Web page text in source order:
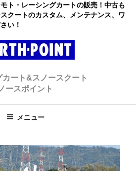
ト・レーシングカートの販売！中古も
クートのカスタム、メンテナンス、ワ
い！
ースポイント
カート&スノースクート
ノースポイント
メニュー